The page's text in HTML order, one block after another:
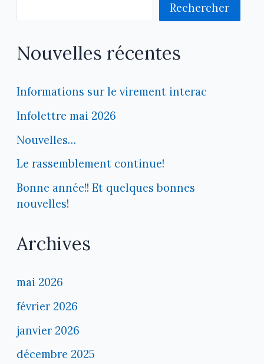
Rechercher
Nouvelles récentes
Informations sur le virement interac
Infolettre mai 2026
Nouvelles…
Le rassemblement continue!
Bonne année!! Et quelques bonnes
nouvelles!
Archives
mai 2026
février 2026
janvier 2026
décembre 2025